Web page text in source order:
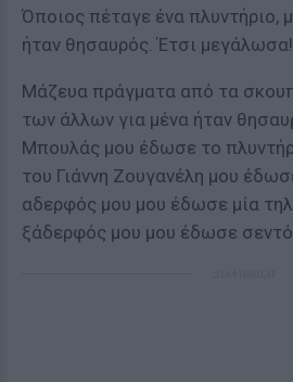
Όποιος πέταγε ένα πλυντήριο,
ήταν θησαυρός. Έτσι μεγάλωσα!
Μάζευα πράγματα από τα
των άλλων για μένα ήταν
Μπουλάς μου έδωσε το
του Γιάννη Ζουγανέλη μου
αδερφός μου μου έδωσε μία
ξάδερφός μου μου έδωσε